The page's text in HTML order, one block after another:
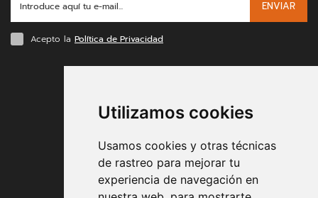
Utilizamos cookies
Usamos cookies y otras técnicas
de rastreo para mejorar tu
experiencia de navegación en
ENVIAR
Acepto la Política de Privacidad